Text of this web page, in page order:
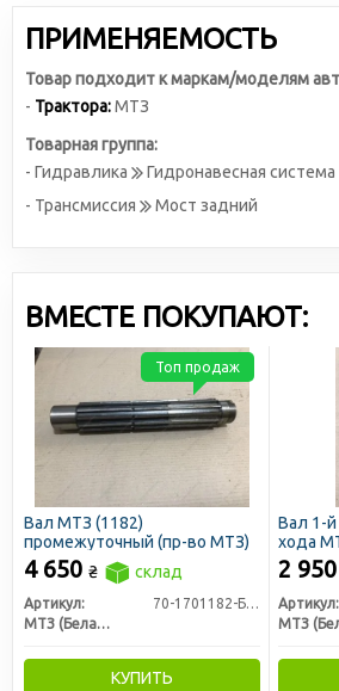
ПРИМЕНЯЕМОСТЬ
Товар подходит к маркам/моделям
- Трактора:МТЗ
Товарная группа:
- Гидравлика
Гидронавесная система
- Трансмиссия
Мост задний
ВМЕСТЕ ПОКУПАЮТ:
Вал МТЗ (1182)
промежуточный (пр-во МТЗ)
4 650 ₴ склад
Артикул:
70-1701182-Б-02
МТЗ (Беларусь)
КУПИТЬ
Топ продаж
Вал 1-й
хода
2 950
Артикул: